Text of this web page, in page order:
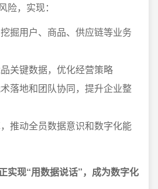
险，实现：
掘用户、商品、供应链等业务
关键数据，优化经营策略
落地和团队协同，提升企业整
推动全员数据意识和数字化能
实现“用数据说话”，成为数字化